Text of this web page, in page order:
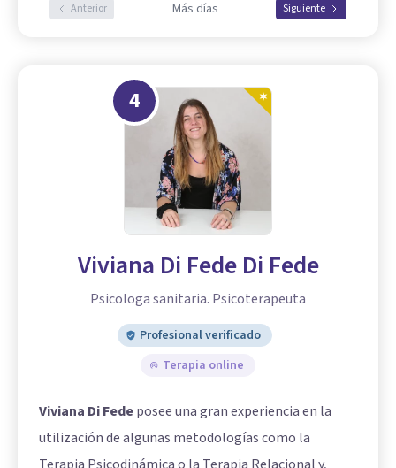
Anterior Más días Siguiente
4
Viviana Di Fede Di Fede
Psicologa sanitaria. Psicoterapeuta
Profesional verificado
Terapia online
Viviana Di Fedeposee una gran experiencia en la
utilización de algunas metodologías como la